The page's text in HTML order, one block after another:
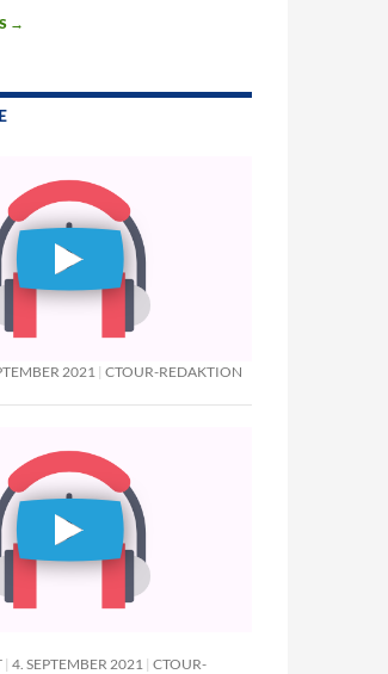
→
2021 CTOUR-REDAKTION
4. SEPTEMBER 2021
CTOUR-